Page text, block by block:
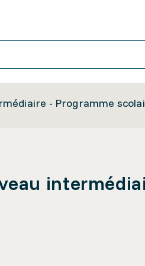
- Programme